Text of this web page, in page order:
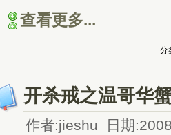
查看更多...
分
开杀戒之温哥华
作者:jieshu 日期